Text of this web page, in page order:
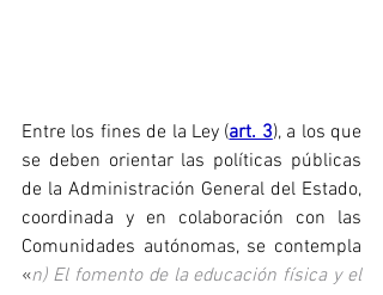
Entre los fines de la Ley (art. 3), a los que
se deben orientar las políticas públicas
de la Administración General del Estado,
coordinada y en colaboración con las
«n) El fomento de la educación física y el